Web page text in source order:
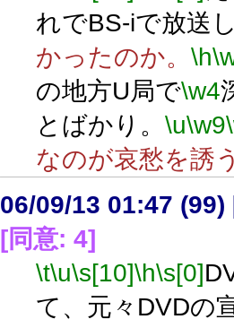
れでBS-iで放送
かったのか。 \h
の地方U局で\w4
とばかり。 \u\w9
なのが哀愁を誘
06/09/13 01:47 (99)
[同意: 4]
\t\u\s[10]\h\s[0]
て、元々DVDの